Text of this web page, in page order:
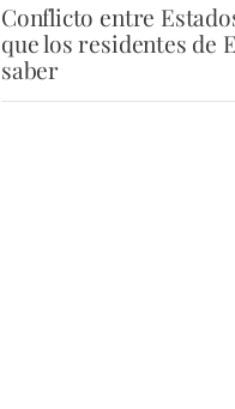
Conflicto entre
que los residentes de
saber